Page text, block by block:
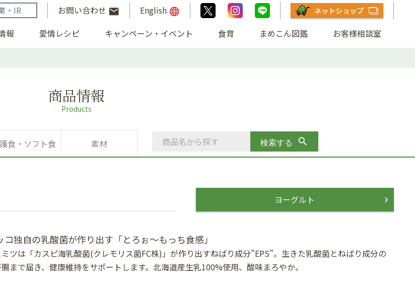
報 愛情レシピ キャンペーン・イベント 食育 まめこん図鑑 お客様相談室
・IR お問い合わせ email English language
商品情報
Products
食・ソフト食 素材
ヨーグルト
コ独自の乳酸菌が作り出す「とろぉ〜もっち食感」
ツは「カスピ海乳酸菌(クレモリス菌FC株)」が作り出すねばり成分”EPS”。生きた乳酸菌とねばり成分の
まで届き、健康維持をサポートします。北海道産生乳100%使用、酸味まろやか。